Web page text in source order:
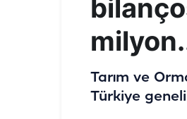
Tarım ve
Türkiye